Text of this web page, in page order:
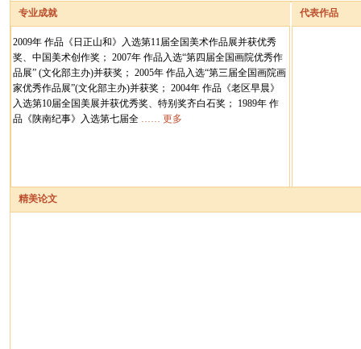
专业成就
2009年 作品《日正山和》入选第11届全国美术作品展并获优秀
奖、中国美术创作奖； 2007年 作品入选“第四届全国画院优秀作
品展” (文化部主办)并获奖； 2005年 作品入选“第三届全国画院画
家优秀作品展”(文化部主办)并获奖； 2004年 作品《老区早晨》
入选第10届全国美展并获优秀奖、特别奖齐白石奖； 1989年 作
品《陕南纪事》入选第七届全 …… 更多
代表作品
精美论文